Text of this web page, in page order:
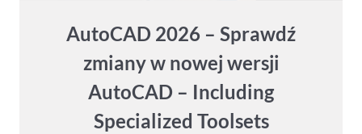
AutoCAD 2026 – Sprawdź
zmiany w nowej wersji
AutoCAD – Including
Specialized Toolsets